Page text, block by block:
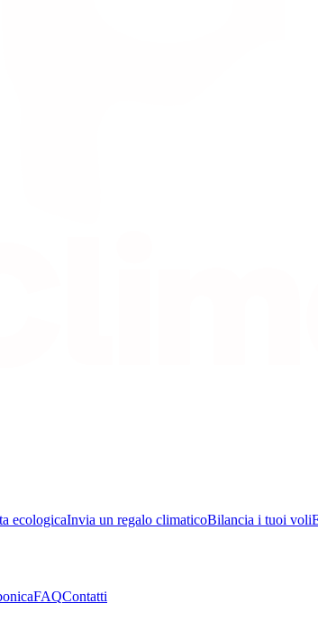
ecologicaInvia un regalo climaticoBilancia i tuoi voli
FAQContatti